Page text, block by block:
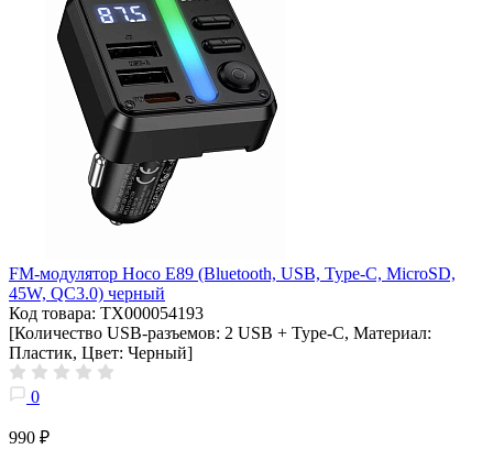
FM-модулятор Hoco E89 (Bluetooth, USB, Type-C, MicroSD,
45W, QC3.0) черный
Код товара: ТХ000054193
[Количество USB-разъемов: 2 USB + Type-C, Материал:
Пластик, Цвет: Черный]
0
990 ₽